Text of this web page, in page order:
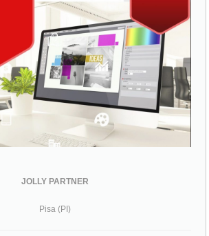
JOLLY PARTNER
Pisa (PI)